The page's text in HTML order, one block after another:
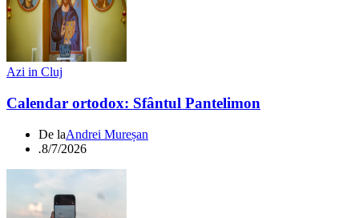
Azi in Cluj
Calendar ortodox: Sfântul Pantelimon
De laAndrei Mureșan
.8/7/2026